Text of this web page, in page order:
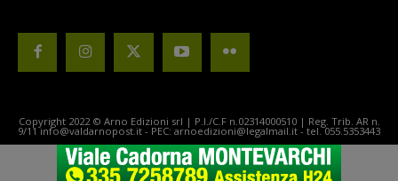
Copyright 2022 © Arno Edizioni srl | P.I./C.F n.02314000510 | Reg. Trib. AR n.
9/11 info@valdarnopost.it - PEC: arnoedizioni@legalmail.it - tel. 055.5353443